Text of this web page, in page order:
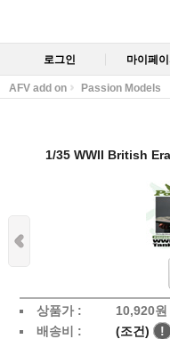
로그인 마이페이
AFV add on Passion Models
1/35 WWII British
상품가 : 10,920원
배송비 :
(조건)
!